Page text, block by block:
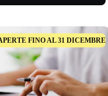
FINO AL 31 DICEMBRE